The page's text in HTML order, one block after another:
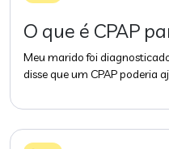
O que é CPAP
Meu marido foi
disse que um CPAP poderia